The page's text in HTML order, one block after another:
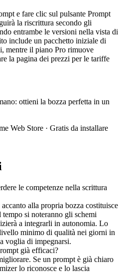
e fare clic sul pulsante Prompt
la riscrittura secondo gli
entrambe le versioni nella vista di
include un pacchetto iniziale di
mentre il piano Pro rimuove
la pagina dei prezzi per le tariffe
ottieni la bozza perfetta in un
Web Store · Gratis da installare
le competenze nella scrittura
alla propria bozza costituisce
tempo si noteranno gli schemi
a integrarli in autonomia. Lo
minimo di qualità nei giorni in
voglia di impegnarsi.
già efficaci?
Se un prompt è già chiaro
lo riconosce e lo lascia